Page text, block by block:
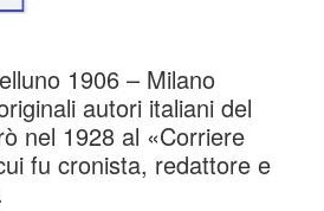
1906 – Milano
autori italiani del
nel 1928 al «Corriere
fu cronista, redattore e